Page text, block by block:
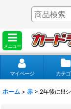
メニュー
マイページ カテ
ホーム > 赤 > 2年後に!!!